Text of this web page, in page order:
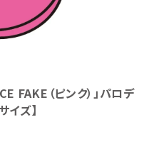
FAKE（ピンク）」パロデ
イズ】